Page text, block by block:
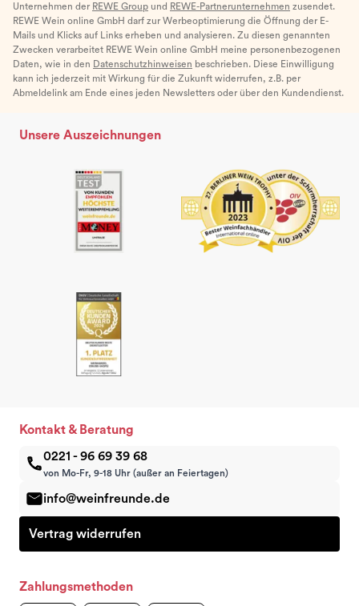
Unternehmen der REWE Group und REWE-Partnerunternehmen zusendet.
REWE Wein online GmbH darf zur Werbeoptimierung die Öffnung der E-
Mails und Klicks auf Links erheben und analysieren. Zu diesen genannten
Zwecken verarbeitet REWE Wein online GmbH meine personenbezogenen
Daten, wie in den Datenschutzhinweisen beschrieben. Diese Einwilligung
kann ich jederzeit mit Wirkung für die Zukunft widerrufen, z.B. per
Abmeldelink am Ende eines jeden Newsletters oder über den Kundendienst.
Unsere Auszeichnungen
Kontakt & Beratung
0221 - 96 69 39 68
von Mo-Fr, 9-18 Uhr (außer an Feiertagen)
info@weinfreunde.de
Vertrag widerrufen
Zahlungsmethoden